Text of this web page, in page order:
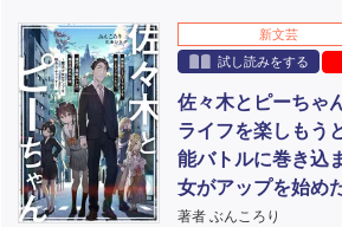
新文芸
試し読みをする
佐々木とピーち
ライフを楽しもう
能バトルに巻き
女がアップを始め
著者 ぶんころり